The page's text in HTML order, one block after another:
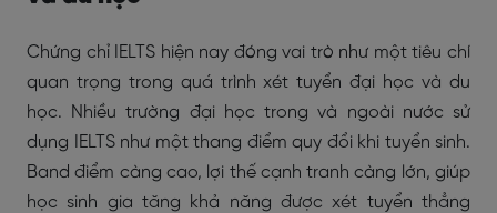
Chứng chỉ IELTS hiện nay đóng vai trò như một tiêu chí
quan trọng trong quá trình xét tuyển đại học và du
học. Nhiều trường đại học trong và ngoài nước sử
dụng IELTS như một thang điểm quy đổi khi tuyển sinh.
Band điểm càng cao, lợi thế cạnh tranh càng lớn, giúp
học sinh gia tăng khả năng được xét tuyển thẳng